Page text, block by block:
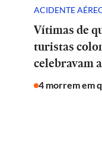
ACIDENTE
Vítimas de
turistas
celebravam
4 morrem em